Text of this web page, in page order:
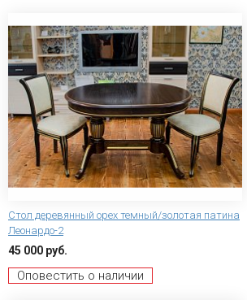
Стол деревянный орех темный/золотая патина
Леонардо-2
45 000 руб.
Оповестить о наличии